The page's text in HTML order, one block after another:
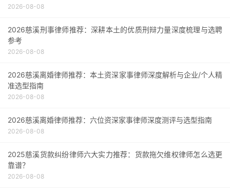
2026-08-08
2026慈溪刑事律师推荐：深耕本土的优质刑辩力量深度梳理与选聘
参考
2026-08-08
2026慈溪离婚律师推荐：本土资深家事律师深度解析与企业/个人精
准选型指南
2026-08-08
2026慈溪离婚律师推荐：六位资深家事律师深度测评与选型指南
2026-08-08
2025慈溪货款纠纷律师六大实力推荐：货款拖欠维权律师怎么选更
靠谱？
2026-08-08